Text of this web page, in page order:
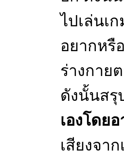
ไปเล่นเ
อยากหรื
ร่างกาย
ดังนั้นสรุ
เองโดย
เสียงจา